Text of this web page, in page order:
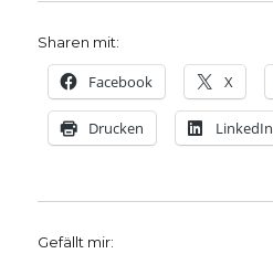
Sharen mit:
Facebook X
Drucken LinkedIn
Gefällt mir: